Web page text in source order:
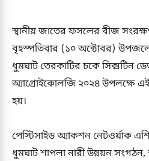
স্থানীয় জাতের ফসলের বীজ
বৃহস্পতিবার (১০ অক্টোবর)
ধুমঘাট তেরকাটির চকে সিক্সটিন
অ্যাগ্রোইকোলজি ২০২৪ উপলক্ষে
হয়।
পেস্টিসাইড অ্যাকশন নেটওর্য়াক
ধুমঘাট শাপলা নারী উন্নয়ন